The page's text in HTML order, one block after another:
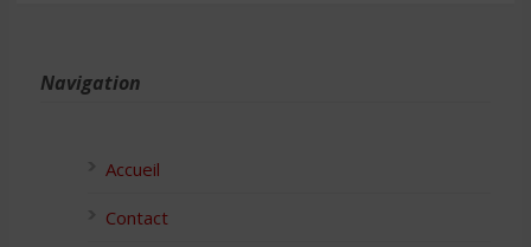
Navigation
Accueil
Contact